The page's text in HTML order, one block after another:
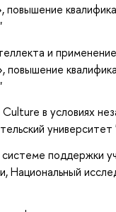
, повышение
и
, повышение
в условиях
поддержки
, Национальный